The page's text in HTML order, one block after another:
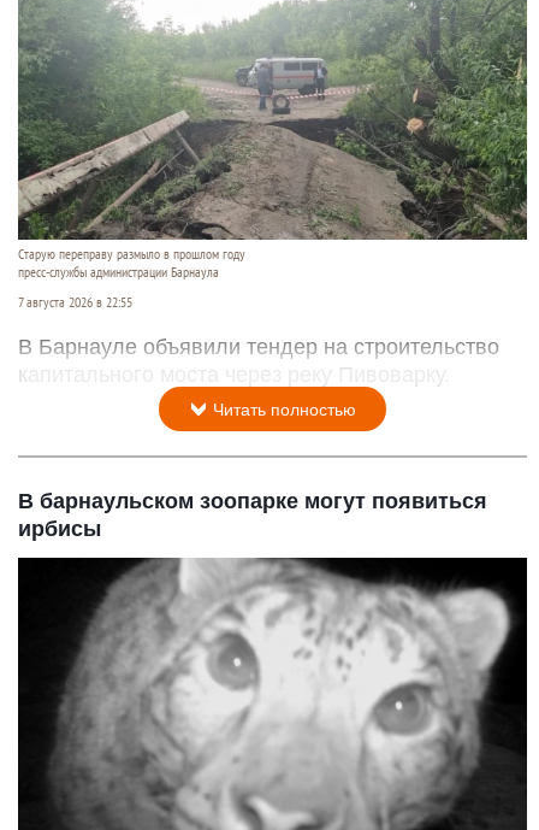
Старую переправу размыло в прошлом году
пресс-службы администрации Барнаула
7 августа 2026 в 22:55
В Барнауле объявили тендер на строительство
капитального моста через реку Пивоварку.
Читать полностью
В барнаульском зоопарке могут появиться
ирбисы